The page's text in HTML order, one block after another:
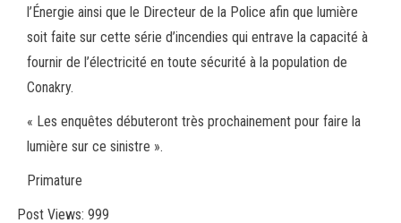
l’Énergie ainsi que le Directeur de la Police afin que lumière
soit faite sur cette série d’incendies qui entrave la capacité à
fournir de l’électricité en toute sécurité à la population de
Conakry.
« Les enquêtes débuteront très prochainement pour faire la
lumière sur ce sinistre ».
Primature
Post Views: 999